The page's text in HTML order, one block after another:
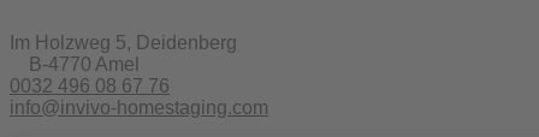
Im Holzweg 5, Deidenberg
B-4770 Amel
0032 496 08 67 76
info@invivo-homestaging.com